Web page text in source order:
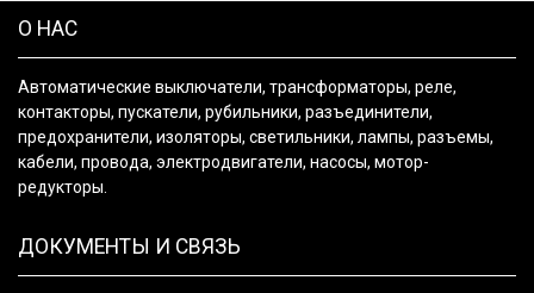
О НАС
Автоматические выключатели, трансформаторы, реле,
контакторы, пускатели, рубильники, разъединители,
предохранители, изоляторы, светильники, лампы, разъемы,
кабели, провода, электродвигатели, насосы, мотор-
редукторы.
ДОКУМЕНТЫ И СВЯЗЬ